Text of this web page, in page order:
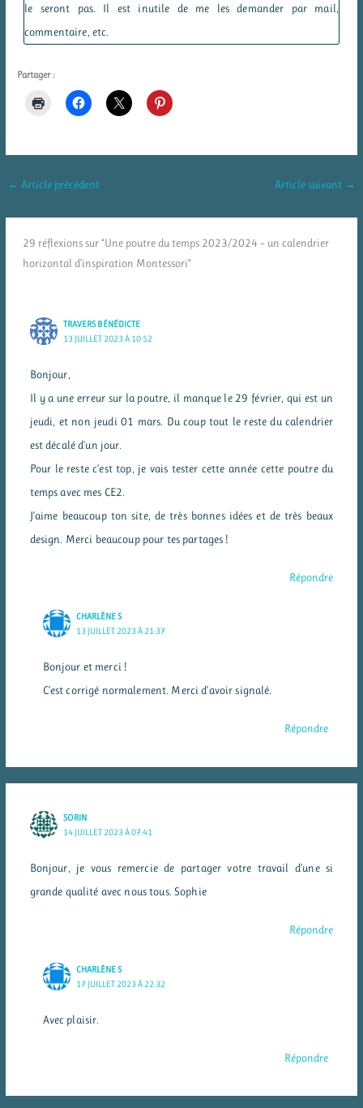
le seront pas. Il est inutile de me les demander par mail,
commentaire, etc.
Partager :
← Article précédent Article suivant →
29 réflexions sur “Une poutre du temps 2023/2024 – un calendrier
horizontal d’inspiration Montessori”
TRAVERS BÉNÉDICTE
13 JUILLET 2023 À 10:52
Bonjour,
Il y a une erreur sur la poutre, il manque le 29 février, qui est un
jeudi, et non jeudi 01 mars. Du coup tout le reste du calendrier
est décalé d’un jour.
Pour le reste c’est top, je vais tester cette année cette poutre du
temps avec mes CE2.
J’aime beaucoup ton site, de très bonnes idées et de très beaux
design. Merci beaucoup pour tes partages !
Répondre
CHARLÈNE S
13 JUILLET 2023 À 21:37
Bonjour et merci !
C’est corrigé normalement. Merci d’avoir signalé.
Répondre
SORIN
14 JUILLET 2023 À 07:41
Bonjour, je vous remercie de partager votre travail d’une si
grande qualité avec nous tous. Sophie
Répondre
CHARLÈNE S
17 JUILLET 2023 À 22:32
Avec plaisir.
Répondre